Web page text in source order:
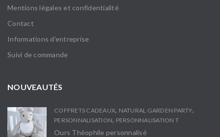
Mentions légales et confidentialité
Contact
Informations d’entreprise
Suivi de commande
NOUVEAUTÉS
COFFRETS CADEAUX, NATURAL GARDEN PARTY,
PERSONNALISATION, PERSONNALISATION T
Ours Théophile personnalisé